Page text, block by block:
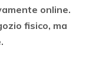
online.
fisico, ma